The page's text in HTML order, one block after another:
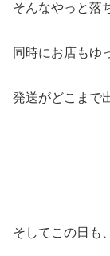
そんなやっと落
同時にお店もゆ
発送がどこまで
そしてこの日も、